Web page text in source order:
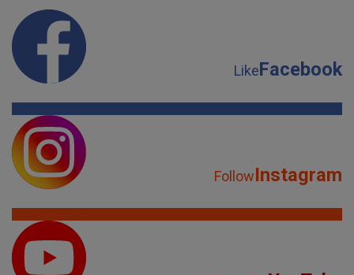
LikeFacebook
FollowInstagram